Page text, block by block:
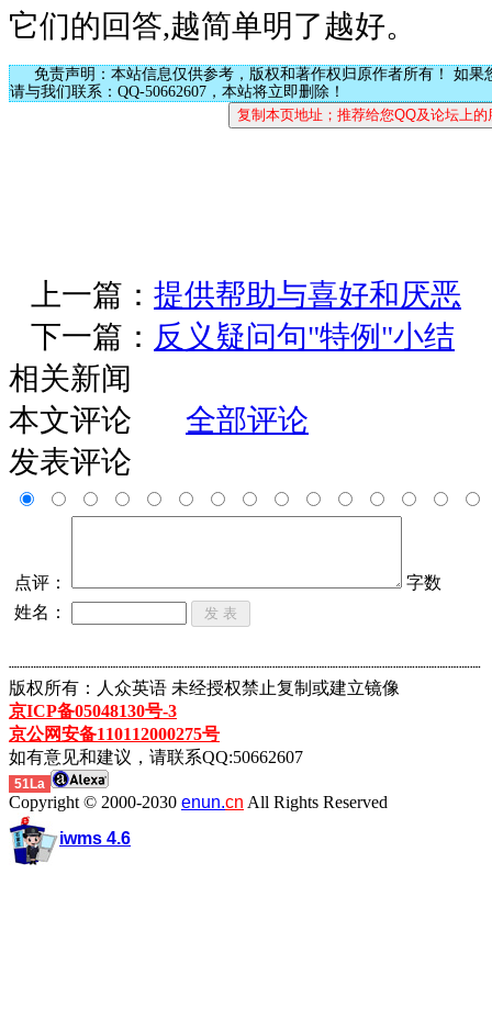
它们的回答,越简单明了越好。
免责声明：本站信息仅供参考，版权和著作权归原作者所有！ 如果
请与我们联系：QQ-50662607，本站将立即删除！
上一篇： 提供帮助与喜好和厌恶
下一篇： 反义疑问句"特例"小结
相关新闻
本文评论
全部评论
发表评论
点评：
字数
姓名：
┈┈┈┈┈┈┈┈┈┈┈┈┈┈┈┈┈┈┈┈┈┈┈┈┈┈┈┈┈┈┈┈┈┈┈┈┈┈┈┈┈┈┈
版权所有：人众英语 未经授权禁止复制或建立镜像
京ICP备05048130号-3
京公网安备110112000275号
如有意见和建议，请联系QQ:50662607
51La
Copyright © 2000-2030 enun.cn All Rights Reserved
iwms 4.6